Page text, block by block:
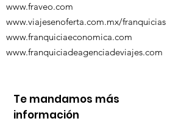
www.fraveo.com
www.viajesenoferta.com.mx/franquicias
www.franquiciaeconomica.com
www.franquiciadeagenciadeviajes.com
Te mandamos más
información